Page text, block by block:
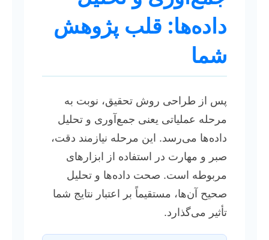
داده‌ها: قلب پژوهش
شما
پس از طراحی روش تحقیق، نوبت به
مرحله عملیاتی یعنی جمع‌آوری و تحلیل
داده‌ها می‌رسد. این مرحله نیازمند دقت،
صبر و مهارت در استفاده از ابزارهای
مربوطه است. صحت داده‌ها و تحلیل
صحیح آن‌ها، مستقیماً بر اعتبار نتایج شما
تأثیر می‌گذارد.